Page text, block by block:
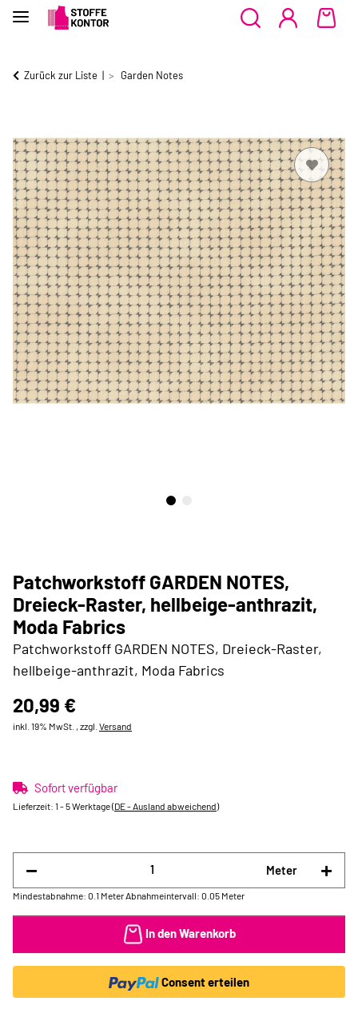
Zurück zur Liste Garden Notes
Patchworkstoff GARDEN NOTES,
Dreieck-Raster, hellbeige-anthrazit,
Moda Fabrics
Patchworkstoff GARDEN NOTES, Dreieck-Raster,
hellbeige-anthrazit, Moda Fabrics
20,99 €
inkl. 19% MwSt. , zzgl. Versand
Sofort verfügbar
Lieferzeit: 1 - 5 Werktage(DE - Ausland abweichend)
Meter
Mindestabnahme: 0.1 Meter Abnahmeintervall: 0.05 Meter
In den Warenkorb
Consent erteilen